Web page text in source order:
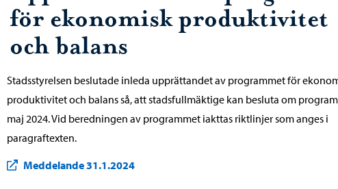
för ekonomisk produktivitet
och balans
Stadsstyrelsen beslutade inleda upprättandet av programmet för
produktivitet och balans så, att stadsfullmäktige kan besluta om
maj 2024. Vid beredningen av programmet iakttas riktlinjer som anges i
paragraftexten.
Meddelande 31.1.2024